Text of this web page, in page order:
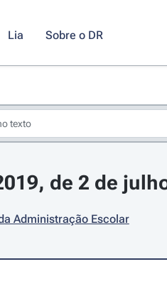
Lia Sobre o DR
de 2 de
Administração Escolar